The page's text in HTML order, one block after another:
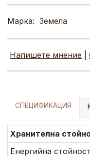
Марка: Земела
Напишете мнение
СПЕЦИФИКАЦИЯ
Хранителна
Енергийна стойност